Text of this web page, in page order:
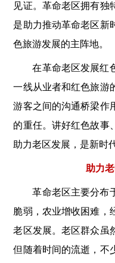
见证。革命老区拥有独
是助力推动革命老区新
色旅游发展的主阵地。
在革命老区发展红
一线从业者和红色旅游
游客之间的沟通桥梁作
的重任。讲好红色故事
助力老区发展，是新时
助力
革命老区主要分布
脆弱，农业增收困难，
老区发展。老区群众虽
但随着时间的流逝，不